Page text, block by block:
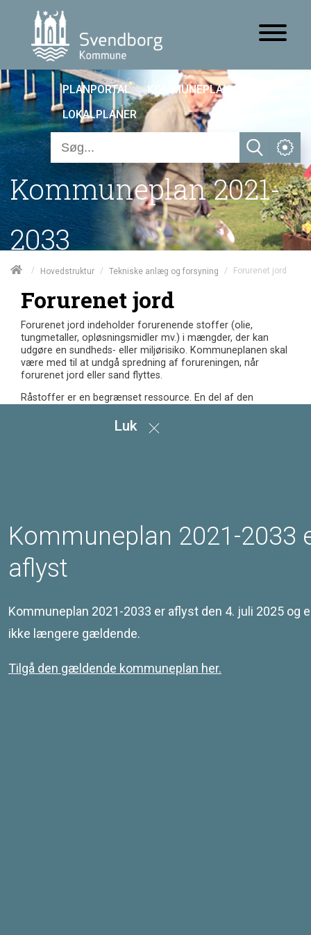
PLANPORTAL
KOMMUNEPLAN 25
LOKALPLANER
Kommuneplan 2021-
2033
/ Hovedstruktur / Tekniske anlæg og forsyning / Forurenet jord
Forurenet jord
Forurenet jord indeholder forurenende stoffer (olie,
tungmetaller, opløsningsmidler mv.) i mængder, der kan
udgøre en sundheds- eller miljørisiko. Kommuneplanen skal
være med til at undgå spredning af forureningen, når
forurenet jord eller sand flyttes.
Råstoffer er en begrænset ressource. En del af den
forbruget af grus og sand kan begrænses.
Kommuneplanen sikrer største mulig genanvendelse af
Retningslinjer
Redegørelse
Luk
Kommuneplan 2021-2033
aflyst
Kommuneplan 2021-2033 er aflyst den 4. juli 2025 og
ikke længere gældende.
Tilgå den gældende kommuneplan her.